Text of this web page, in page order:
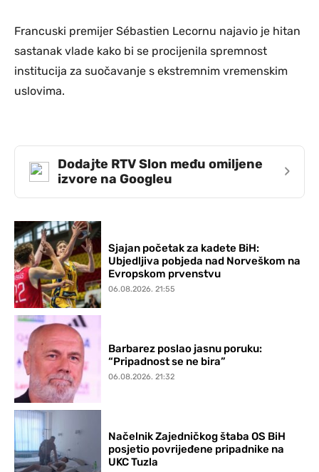
Francuski premijer Sébastien Lecornu najavio je hitan
sastanak vlade kako bi se procijenila spremnost
institucija za suočavanje s ekstremnim vremenskim
uslovima.
Dodajte RTV Slon među omiljene
izvore na Googleu
›
Sjajan početak za kadete BiH:
Ubjedljiva pobjeda nad Norveškom na
Evropskom prvenstvu
06.08.2026. 21:55
Barbarez poslao jasnu poruku:
“Pripadnost se ne bira”
06.08.2026. 21:32
Načelnik Zajedničkog štaba OS BiH
posjetio povrijeđene pripadnike na
UKC Tuzla